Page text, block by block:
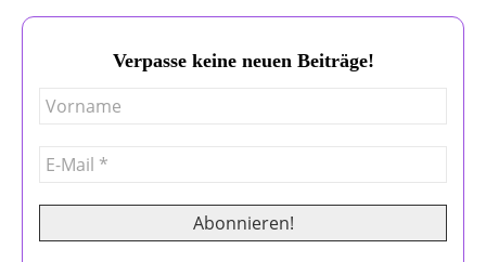
Verpasse keine neuen Beiträge!